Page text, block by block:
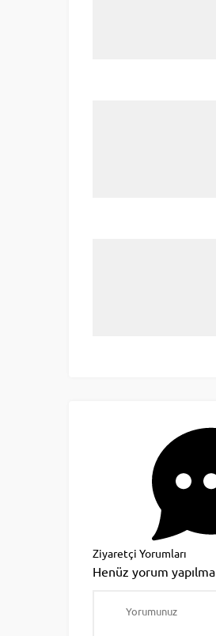
Ziyaretçi Yorumları
Henüz yorum